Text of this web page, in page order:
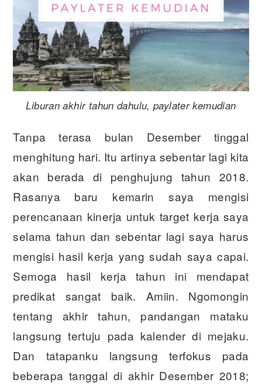
Liburan akhir tahun dahulu, paylater kemudian
Tanpa terasa bulan Desember tinggal
menghitung hari. Itu artinya sebentar lagi kita
akan berada di penghujung tahun 2018.
Rasanya baru kemarin saya mengisi
perencanaan kinerja untuk target kerja saya
selama tahun dan sebentar lagi saya harus
mengisi hasil kerja yang sudah saya capai.
Semoga hasil kerja tahun ini mendapat
predikat sangat baik. Amiin. Ngomongin
tentang akhir tahun, pandangan mataku
langsung tertuju pada kalender di mejaku.
Dan tatapanku langsung terfokus pada
beberapa tanggal di akhir Desember 2018;